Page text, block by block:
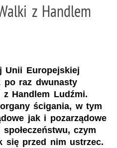
z Handlem
Unii Europejskiej
po raz dwunasty
Handlem Ludźmi.
ścigania, w tym
jak i pozarządowe
czym
się przed nim ustrzec.